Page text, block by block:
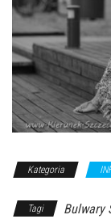
Kategoria
Tagi Bulwary